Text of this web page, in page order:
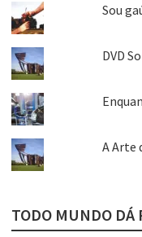
Sou
DVD
A Arte
TODO MUNDO